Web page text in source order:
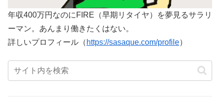
年収400万円なのにFIRE（早期リタイヤ）を夢見るサラリ
ーマン。あんまり働きたくはない。
詳しいプロフィール（ https://sasaque.com/profile）